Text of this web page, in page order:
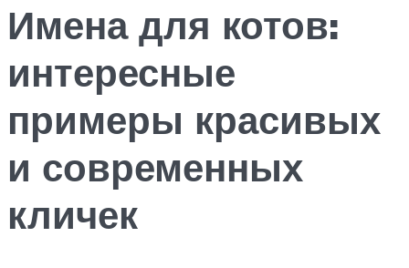
Имена для котов:
интересные
примеры красивых
и современных
кличек